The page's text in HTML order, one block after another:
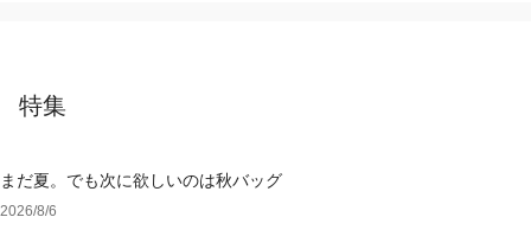
特集
まだ夏。でも次に欲しいのは秋バッグ
2026/8/6